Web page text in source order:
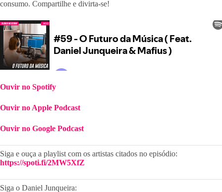
consumo. Compartilhe e divirta-se!
Ouvir no Spotify
Ouvir no Apple Podcast
Ouvir no Google Podcast
https://spoti.fi/2MW5XfZ